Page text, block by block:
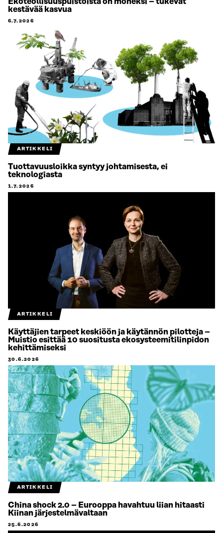
kestävää kasvua
6.7.2026
ARTIKKELI
Tuottavuusloikka syntyy johtamisesta, ei
teknologiasta
1.7.2026
ARTIKKELI
Käyttäjien tarpeet keskiöön ja käytännön pilotteja –
Muistio esittää 10 suositusta ekosysteemitilinpidon
kehittämiseksi
30.6.2026
ARTIKKELI
China shock 2.0 – Eurooppa havahtuu liian hitaasti
Kiinan järjestelmävaltaan
25.6.2026